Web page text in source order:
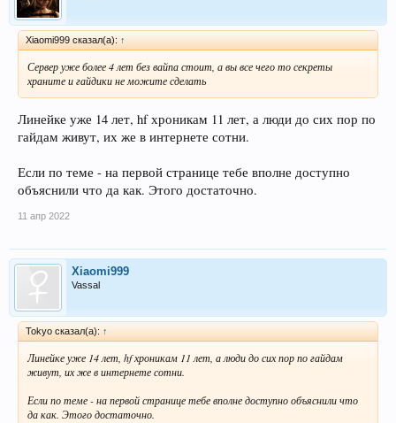
Xiaomi999 сказал(а): ↑
Сервер уже более 4 лет без вайпа стоит, а вы все чего то секреты
храните и гайдики не можите сделать
Линейке уже 14 лет, hf хроникам 11 лет, а люди до сих пор по
гайдам живут, их же в интернете сотни.
Если по теме - на первой странице тебе вполне доступно
объяснили что да как. Этого достаточно.
11 апр 2022
Xiaomi999
Vassal
Tokyo сказал(а): ↑
Линейке уже 14 лет, hf хроникам 11 лет, а люди до сих пор по гайдам
живут, их же в интернете сотни.
Если по теме - на первой странице тебе вполне доступно объяснили что
да как. Этого достаточно.